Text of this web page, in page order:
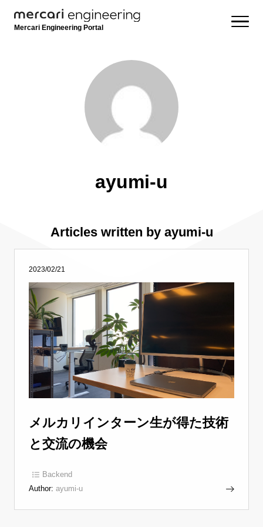
Mercari Engineering Portal
ayumi-u
Articles written by ayumi-u
2023/02/21
メルカリインターン生が得た技術
と交流の機会
Backend
Author: ayumi-u